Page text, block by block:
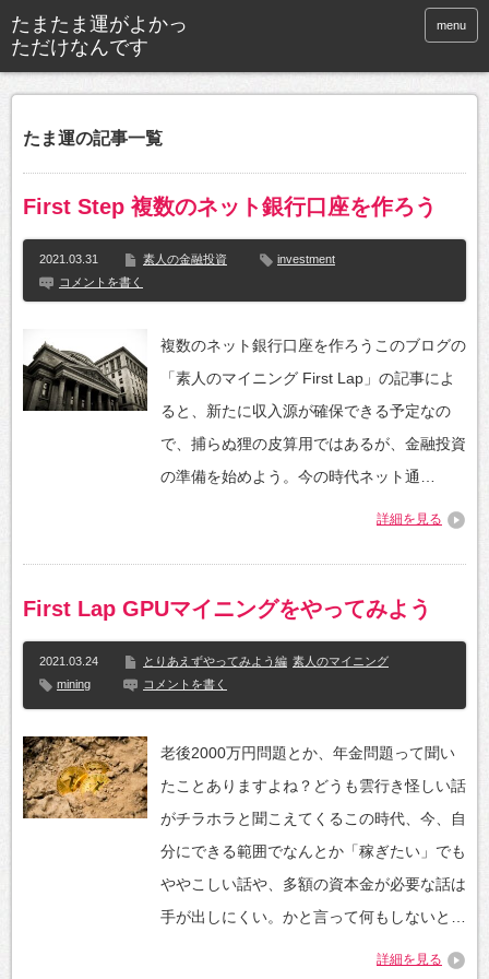
menu
たま運の記事一覧
First Step 複数のネット銀行口座を作ろう
2021.03.31 素人の金融投資
investment
コメントを書く
複数のネット銀行口座を作ろうこのブログの
「素人のマイニング First Lap」の記事によ
ると、新たに収入源が確保できる予定なの
で、捕らぬ狸の皮算用ではあるが、金融投資
の準備を始めよう。今の時代ネット通…
詳細を見る
First Lap GPUマイニングをやってみよう
2021.03.24 とりあえずやってみよう編 素人のマイニング
mining
コメントを書く
老後2000万円問題とか、年金問題って聞い
たことありますよね？どうも雲行き怪しい話
がチラホラと聞こえてくるこの時代、今、自
分にできる範囲でなんとか「稼ぎたい」でも
ややこしい話や、多額の資本金が必要な話は
手が出しにくい。かと言って何もしないと…
詳細を見る